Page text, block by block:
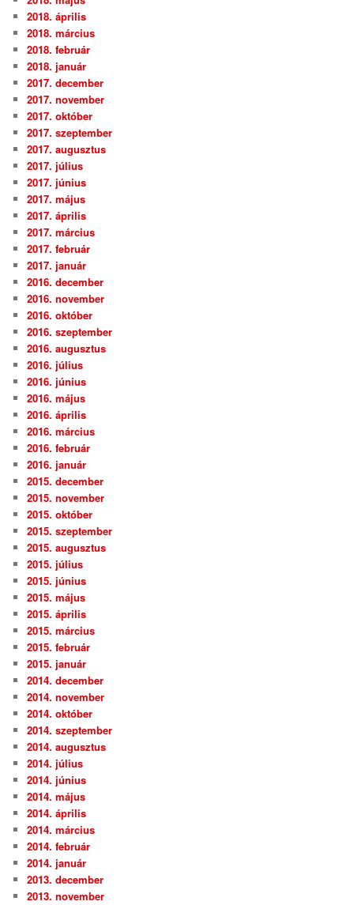
2018. április
2018. március
2018. február
2018. január
2017. december
2017. november
2017. október
2017. szeptember
2017. augusztus
2017. július
2017. június
2017. május
2017. április
2017. március
2017. február
2017. január
2016. december
2016. november
2016. október
2016. szeptember
2016. augusztus
2016. július
2016. június
2016. május
2016. április
2016. március
2016. február
2016. január
2015. december
2015. november
2015. október
2015. szeptember
2015. augusztus
2015. július
2015. június
2015. május
2015. április
2015. március
2015. február
2015. január
2014. december
2014. november
2014. október
2014. szeptember
2014. augusztus
2014. július
2014. június
2014. május
2014. április
2014. március
2014. február
2014. január
2013. december
2013. november